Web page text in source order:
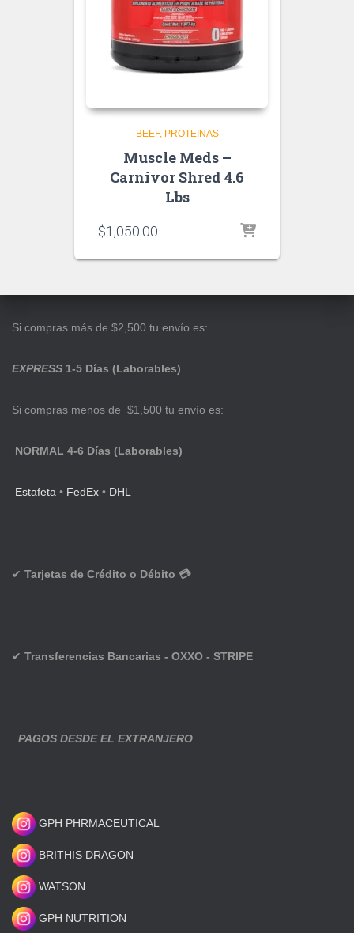
BEEF PROTEINAS
Muscle Meds –
Carnivor Shred 4.6
Lbs
$1,050.00
Si compras más de $2,500 tu envío es:
EXPRESS 1-5 Días (Laborables)
Si compras menos de $1,500 tu envío es:
NORMAL 4-6 Días (Laborables)
Estafeta • FedEx • DHL
✔ Tarjetas de Crédito o Débito 💳
✔ Transferencias Bancarias - OXXO - STRIPE
PAGOS DESDE EL EXTRANJERO
GPH PHRMACEUTICAL
BRITHIS DRAGON
WATSON
GPH NUTRITION